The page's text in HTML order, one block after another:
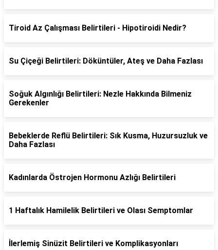
Tiroid Az Çalışması Belirtileri - Hipotiroidi Nedir?
Su Çiçeği Belirtileri: Döküntüler, Ateş ve Daha Fazlası
Soğuk Algınlığı Belirtileri: Nezle Hakkında Bilmeniz
Gerekenler
Bebeklerde Reflü Belirtileri: Sık Kusma, Huzursuzluk ve
Daha Fazlası
Kadınlarda Östrojen Hormonu Azlığı Belirtileri
1 Haftalık Hamilelik Belirtileri ve Olası Semptomlar
İlerlemiş Sinüzit Belirtileri ve Komplikasyonları